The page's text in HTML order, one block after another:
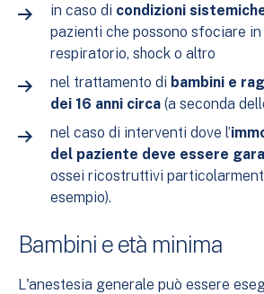
in caso di condizioni
pazienti che possono sfociare
respiratorio, shock o altro
nel trattamento di bambini e
dei 16 anni circa (a seconda
nel caso di interventi dove l’
del paziente deve essere
ossei ricostruttivi
esempio).
Bambini e età minima
L'anestesia generale può essere